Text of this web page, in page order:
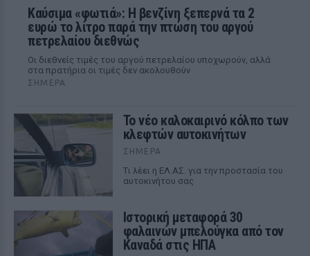
Καύσιμα «φωτιά»: Η βενζίνη ξεπερνά τα 2
ευρώ το λίτρο παρά την πτώση του αργού
πετρελαίου διεθνώς
Οι διεθνείς τιμές του αργού πετρελαίου υποχωρούν, αλλά
στα πρατήρια οι τιμές δεν ακολουθούν
ΣΉΜΕΡΑ
Το νέο καλοκαιρινό κόλπο των
κλεφτών αυτοκινήτων
ΣΉΜΕΡΑ
Tι λέει η ΕΛ.ΑΣ. για την προστασία του
αυτοκινήτου σας
Ιστορική μεταφορά 30
φαλαινών μπελούγκα από τον
Καναδά στις ΗΠΑ